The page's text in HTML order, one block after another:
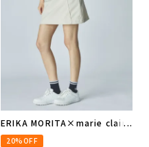
ERIKA MORITA×marie claire
ラインスカート
20%OFF